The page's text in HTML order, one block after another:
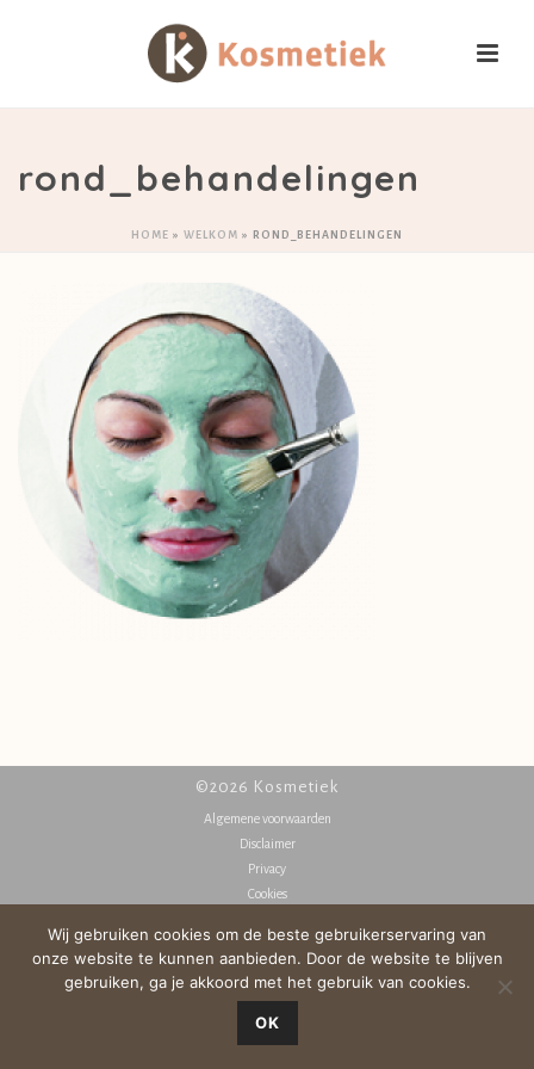
rond_behandelingen
HOME » WELKOM » ROND_BEHANDELINGEN
©2026 Kosmetiek
Algemene voorwaarden
Disclaimer
Privacy
Cookies
Wij gebruiken cookies om de beste gebruikerservaring van
onze website te kunnen aanbieden. Door de website te blijven
gebruiken, ga je akkoord met het gebruik van cookies.
OK